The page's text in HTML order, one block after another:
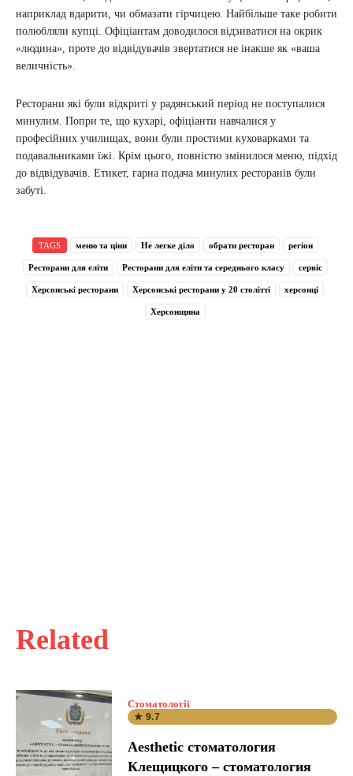
Related
Стоматології
★ 9.7
Aesthetic стоматология
Клещицкого – стоматология
наприклад вдарити, чи обмазати гірчицею. Найбільше таке робити
полюбляли купці. Офіціантам доводилося відзиватися на окрик
«людина», проте до відвідувачів звертатися не інакше як «ваша
величність».
Ресторани які були відкриті у радянський період не поступалися
минулим. Попри те, що кухарі, офіціанти навчалися у
професійних училищах, вони були простими куховарками та
подавальниками їжі. Крім цього, повністю змінилося меню, підхід
до відвідувачів. Етикет, гарна подача минулих ресторанів були
забуті.
TAGS меню та ціни Не легке діло обрати ресторан регіон
Ресторани для еліти Ресторани для еліти та середнього класу сервіс
Херсонські ресторани Херсонські ресторани у 20 столітті херсонці
Херсонщина